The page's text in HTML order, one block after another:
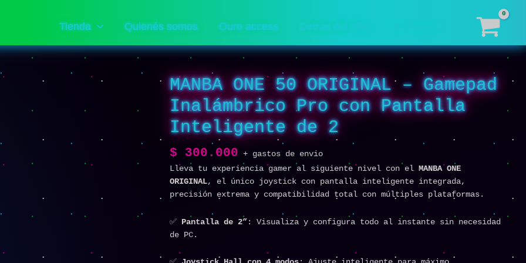
Tienda Quienés somos Ouro access Detras del Mito
MANBA ONE 50 ORIGINAL – Gamepad
Inalámbrico Pro con Pantalla
Inteligente de 2
$ 300.000 + gastos de envio
Lleva tu experiencia gamer al siguiente nivel con el MANBA ONE
ORIGINAL, el único joystick con pantalla inteligente integrada,
precisión extrema y compatibilidad total con múltiples plataformas.
✅ Pantalla de 2”: Visualiza y configura todo al instante sin necesidad
de PC.